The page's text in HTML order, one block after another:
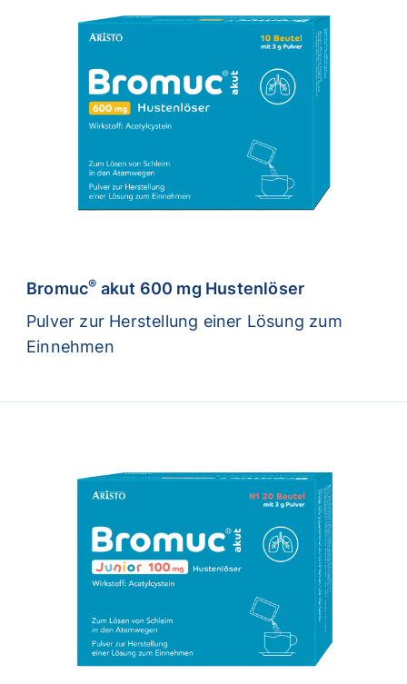
Bromuc® akut 600 mg Hustenlöser
Pulver zur Herstellung einer Lösung zum
Einnehmen